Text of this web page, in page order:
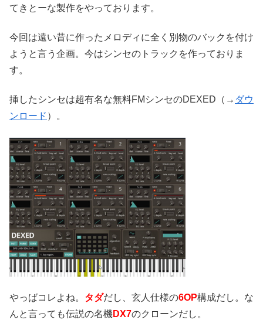
てきとーな製作をやっております。
今回は遠い昔に作ったメロディに全く別物のバックを付け
ようと言う企画。今はシンセのトラックを作っておりま
す。
挿したシンセは超有名な無料FMシンセのDEXED（→ ダウ
ンロード ）。
やっばコレよね。 タダだし、玄人仕様の6OP構成だし。な
んと言っても伝説の名機DX7のクローンだし。